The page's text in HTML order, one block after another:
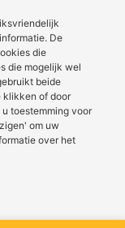
De
die
die mogelijk wel
beide
klikken of door
toestemming voor
om uw
over het